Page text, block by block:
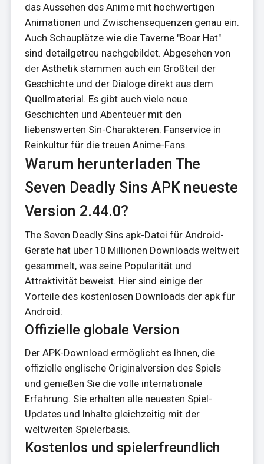
das Aussehen des Anime mit hochwertigen
Animationen und Zwischensequenzen genau ein.
Auch Schauplätze wie die Taverne "Boar Hat"
sind detailgetreu nachgebildet. Abgesehen von
der Ästhetik stammen auch ein Großteil der
Geschichte und der Dialoge direkt aus dem
Quellmaterial. Es gibt auch viele neue
Geschichten und Abenteuer mit den
liebenswerten Sin-Charakteren. Fanservice in
Reinkultur für die treuen Anime-Fans.
Warum herunterladen The
Seven Deadly Sins APK neueste
Version 2.44.0?
The Seven Deadly Sins apk-Datei für Android-
Geräte hat über 10 Millionen Downloads weltweit
gesammelt, was seine Popularität und
Attraktivität beweist. Hier sind einige der
Vorteile des kostenlosen Downloads der apk für
Android:
Offizielle globale Version
Der APK-Download ermöglicht es Ihnen, die
offizielle englische Originalversion des Spiels
und genießen Sie die volle internationale
Erfahrung. Sie erhalten alle neuesten Spiel-
Updates und Inhalte gleichzeitig mit der
weltweiten Spielerbasis.
Kostenlos und spielerfreundlich